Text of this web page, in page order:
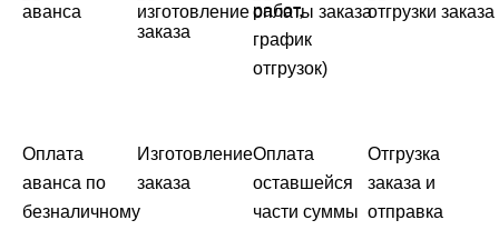
работ,
график
отгрузок)
Оплата
аванса по
безналичному
Изготовление
заказа
Оплата
оставшейся
части суммы
Отгрузка
заказа и
отправка